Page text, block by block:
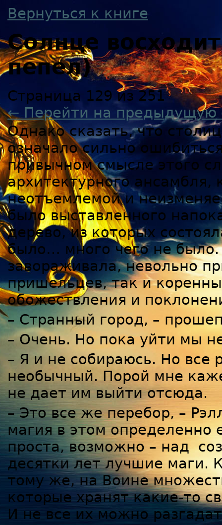
Вернуться к книге
Солнце
пепел)
Страница 129 из 251
← Перейти на предыдущую
Однако сказать, что
означало сильно
привычном смысле этого
архитектурного
неотъемлемой и
было выставленного
дерево, из которых
было… много чего не
завораживала, невольно
пришельцев, так и
обожествления и
– Странный город, –
– Очень. Но пока уйти мы
– Я и не собираюсь. Но все
необычный. Порой мне
не дает им выйти отсюда.
– Это все же перебор, –
магия в этом
проста, возможно – над
десятки лет лучшие маги.
тому же, на Воине
которые хранят какие-то
И не все их можно